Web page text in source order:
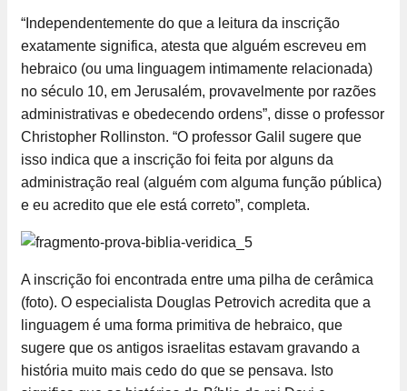
“Independentemente do que a leitura da inscrição
exatamente significa, atesta que alguém escreveu em
hebraico (ou uma linguagem intimamente relacionada)
no século 10, em Jerusalém, provavelmente por razões
administrativas e obedecendo ordens”, disse o professor
Christopher Rollinston. “O professor Galil sugere que
isso indica que a inscrição foi feita por alguns da
administração real (alguém com alguma função pública)
e eu acredito que ele está correto”, completa.
A inscrição foi encontrada entre uma pilha de cerâmica
(foto). O especialista Douglas Petrovich acredita que a
linguagem é uma forma primitiva de hebraico, que
sugere que os antigos israelitas estavam gravando a
história muito mais cedo do que se pensava. Isto